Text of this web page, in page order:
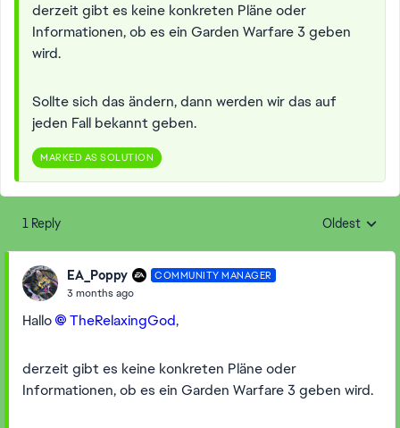
derzeit gibt es keine konkreten Pläne oder
Informationen, ob es ein Garden Warfare 3 geben
wird.
Sollte sich das ändern, dann werden wir das auf
jeden Fall bekannt geben.
MARKED AS SOLUTION
1 Reply Replies
Oldest
EA_Poppy COMMUNITY MANAGER
3 months ago
Hallo TheRelaxingGod​,
derzeit gibt es keine konkreten Pläne oder
Informationen, ob es ein Garden Warfare 3 geben wird.